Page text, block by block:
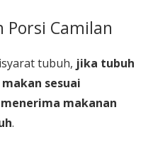
Porsi Camilan
tubuh, jika tubuh
sesuai
makanan
.